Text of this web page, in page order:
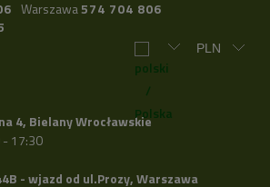
Warszawa574 704 806
4, Bielany Wrocławskie
- 17:30
- wjazd od ul.Prozy, Warszawa